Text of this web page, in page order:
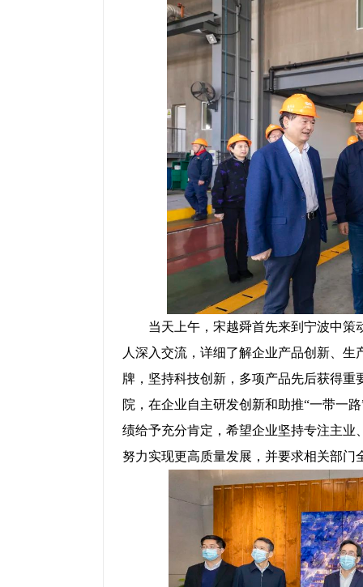
当天上午，宋越舜首先来到宁波中
人深入交流，详细了解企业产品创新、
牌，坚持科技创新，多项产品先后获得
院，在企业自主研发创新和助推“一带一
绩给予充分肯定，希望企业坚持专注主
努力实现更高质量发展，并要求相关部门